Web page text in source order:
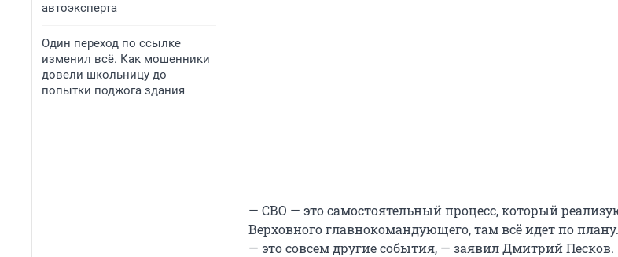
автоэксперта
Один переход по ссылке
изменил всё. Как мошенники
довели школьницу до
попытки поджога здания
— СВО — это самостоятельный процесс, который
Верховного главнокомандующего, там всё идет по
— это совсем другие события, — заявил Дмитрий Песков.